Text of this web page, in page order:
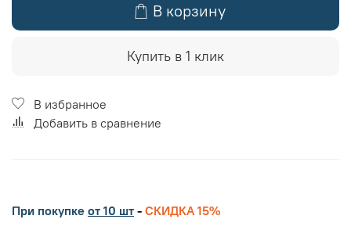
В корзину
Купить в 1 клик
В избранное
Добавить в сравнение
При покупке от 10 шт - СКИДКА 15%